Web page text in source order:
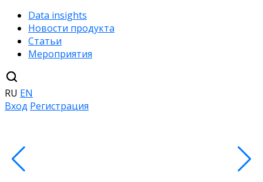
Data insights
Новости продукта
Статьи
Мероприятия
RU EN
Вход Регистрация